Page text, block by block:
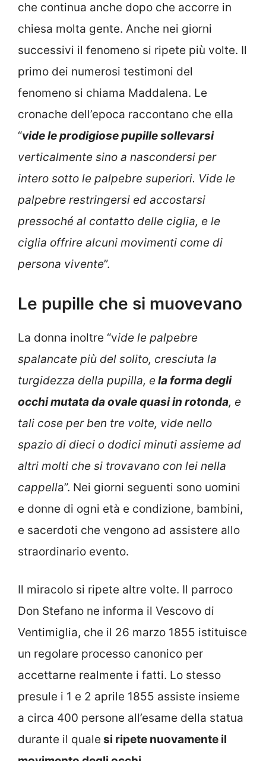
che continua anche dopo che accorre in
chiesa molta gente. Anche nei giorni
successivi il fenomeno si ripete più volte. Il
primo dei numerosi testimoni del
fenomeno si chiama Maddalena. Le
cronache dell’epoca raccontano che ella
“vide le prodigiose pupille sollevarsi
verticalmente sino a nascondersi per
intero sotto le palpebre superiori. Vide le
palpebre restringersi ed accostarsi
pressoché al contatto delle ciglia, e le
ciglia offrire alcuni movimenti come di
persona vivente”.
Le pupille che si muovevano
La donna inoltre “vide le palpebre
spalancate più del solito, cresciuta la
turgidezza della pupilla, ela forma degli
occhi mutata da ovale quasi in rotonda, e
tali cose per ben tre volte, vide nello
spazio di dieci o dodici minuti assieme ad
altri molti che si trovavano con lei nella
cappella”. Nei giorni seguenti sono uomini
e donne di ogni età e condizione, bambini,
e sacerdoti che vengono ad assistere allo
straordinario evento.
Il miracolo si ripete altre volte. Il parroco
Don Stefano ne informa il Vescovo di
Ventimiglia, che il 26 marzo 1855 istituisce
un regolare processo canonico per
accettarne realmente i fatti. Lo stesso
presule i 1 e 2 aprile 1855 assiste insieme
a circa 400 persone all’esame della statua
durante il quale si ripete nuovamente il